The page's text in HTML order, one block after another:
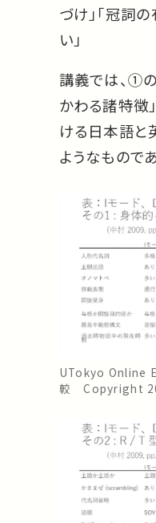
づけ」「冠詞
い」
講義では、①
かわる諸特徴
ける日本語と
ようなもので
UTokyo Online
較 Copyright